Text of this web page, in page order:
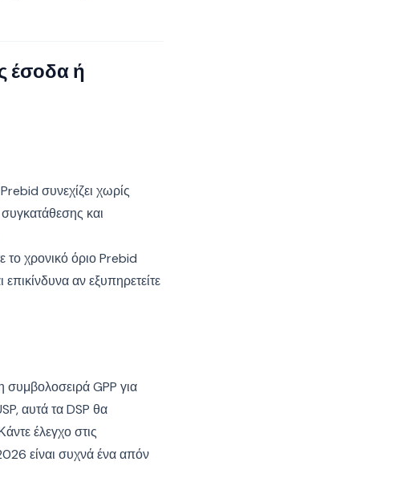
έσοδα ή
συνεχίζει χωρίς
και
το χρονικό όριο Prebid
αν εξυπηρετείτε
GPP για
αυτά τα DSP θα
έλεγχο στις
είναι συχνά ένα απόν